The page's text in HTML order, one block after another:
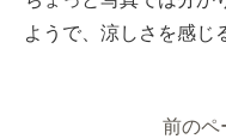
ようで、涼しさを感じ
前のペ